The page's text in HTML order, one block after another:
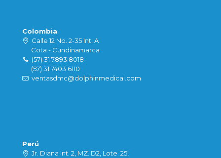
Colombia
Calle 12 No. 2-35 Int. A
Cota - Cundinamarca
(57) 31 7893 8018
(57) 31 7403 6110
ventasdmc@dolphinmedical.com
Perú
Jr. Diana Int. 2, MZ. D2, Lote. 25,